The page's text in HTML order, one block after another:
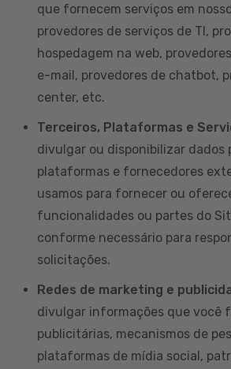
que fornecem serviços em
provedores de serviços de TI,
hospedagem na web,
e-mail, provedores de chatbot,
center, etc.
Terceiros, Plataformas e
divulgar ou disponibilizar dados
plataformas e fornecedores
usamos para fornecer ou
funcionalidades ou partes do
conforme necessário para
solicitações.
Redes de marketing e
divulgar informações que você
publicitárias, mecanismos de
plataformas de mídia social,